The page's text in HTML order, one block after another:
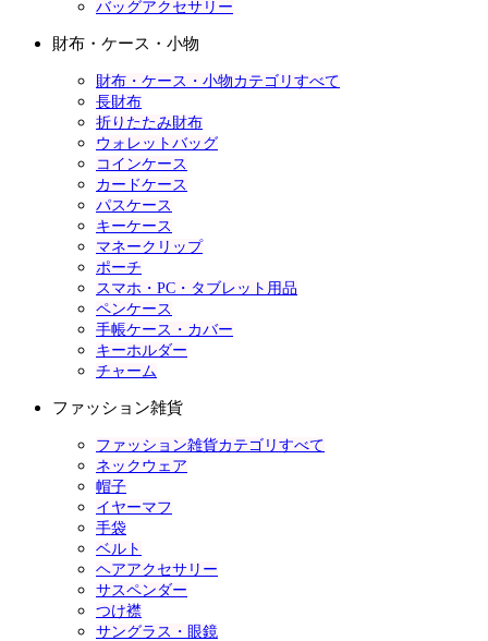
バッグアクセサリー
財布・ケース・小物
財布・ケース・小物カテゴリすべて
長財布
折りたたみ財布
ウォレットバッグ
コインケース
カードケース
パスケース
キーケース
マネークリップ
ポーチ
スマホ・PC・タブレット用品
ペンケース
手帳ケース・カバー
キーホルダー
チャーム
ファッション雑貨
ファッション雑貨カテゴリすべて
ネックウェア
帽子
イヤーマフ
手袋
ベルト
ヘアアクセサリー
サスペンダー
つけ襟
サングラス・眼鏡